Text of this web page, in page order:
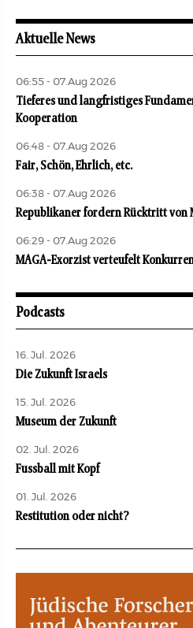
revue juive
Aktuelle News
06:55 - 07.Aug 2026
Tieferes und langfristiges
Kooperation
06:48 - 07.Aug 2026
Fair, Schön, Ehrlich, etc.
06:38 - 07.Aug 2026
Republikaner fordern Rücktritt von
06:29 - 07.Aug 2026
MAGA-Exorzist verteufelt
Podcasts
16. Jul. 2026
Die Zukunft Israels
15. Jul. 2026
Museum der Zukunft
02. Jul. 2026
Fussball mit Kopf
01. Jul. 2026
Restitution oder nicht?